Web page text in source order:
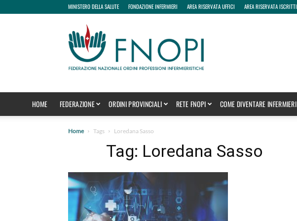
MINISTERO DELLA SALUTE FONDAZIONE INFERMIERI AREA RISERVATA UFFICI AREA RISERVATA ISCRITTI
HOME FEDERAZIONE ORDINI PROVINCIALI RETE FNOPI COME DIVENTARE INFERMIERI
Home Tags Loredana Sasso
Tag: Loredana Sasso